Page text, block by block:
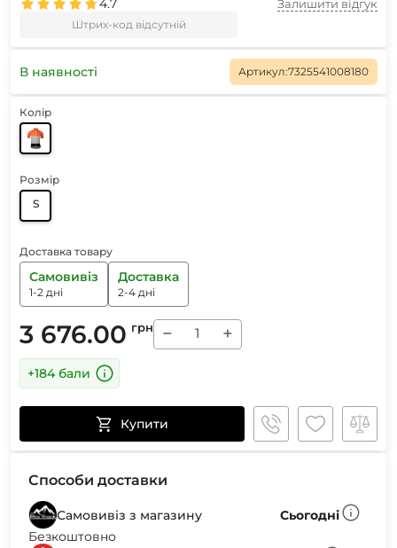
4.7
Штрих-код відсутній
Залишити відгук
В наявності Артикул:7325541008180
Колір
Розмір
S
Доставка товару
Самовивіз
1-2 дні
Доставка
2-4 дні
3 676.00 грн − +
+184 бали
Купити
Способи доставки
Самовивіз з магазину
Сьогодні
Безкоштовно